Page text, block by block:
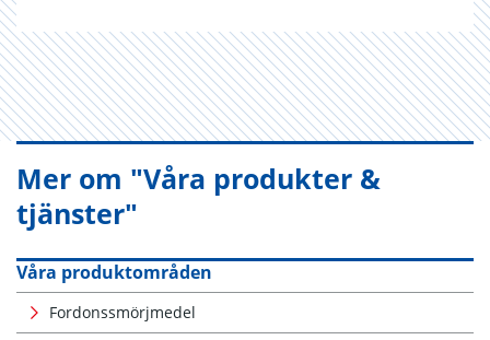
Mer om "Våra produkter &
tjänster"
Våra produktområden
Fordonssmörjmedel